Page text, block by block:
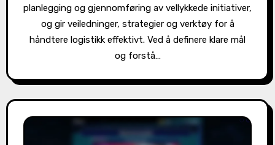
planlegging og gjennomføring av vellykkede initiativer,
og gir veiledninger, strategier og verktøy for å
håndtere logistikk effektivt. Ved å definere klare mål
og forstå…